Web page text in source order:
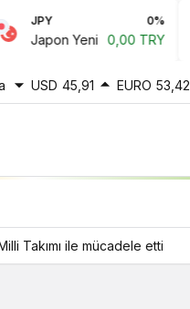
Japon Yeni 0,00 TRY
USD 45,91 EURO 53,42
Takımı ile mücadele etti